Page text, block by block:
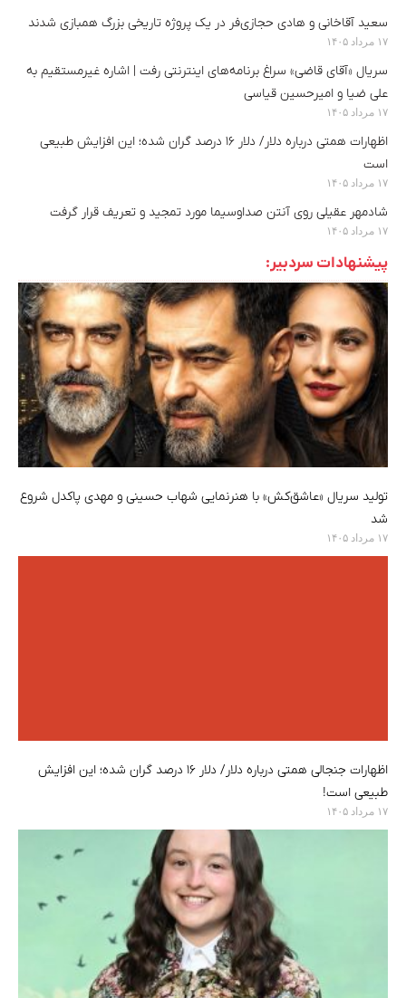
سعید آقاخانی و هادی حجازی‌فر در یک پروژه تاریخی بزرگ همبازی شدند
۱۷ مرداد ۱۴۰۵
سریال «آقای قاضی» سراغ برنامه‌های اینترنتی رفت | اشاره غیرمستقیم به
علی ضیا و امیرحسین قیاسی
۱۷ مرداد ۱۴۰۵
اظهارات همتی درباره دلار/ دلار ۱۶ درصد گران شده؛ این افزایش طبیعی
است
۱۷ مرداد ۱۴۰۵
شادمهر عقیلی روی آنتن صداوسیما مورد تمجید و تعریف قرار گرفت
۱۷ مرداد ۱۴۰۵
پیشنهادات سردبیر:
تولید سریال «عاشق‌کش» با هنرنمایی شهاب حسینی و مهدی پاکدل شروع
شد
۱۷ مرداد ۱۴۰۵
اظهارات جنجالی همتی درباره دلار/ دلار ۱۶ درصد گران شده؛ این افزایش
طبیعی است!
۱۷ مرداد ۱۴۰۵